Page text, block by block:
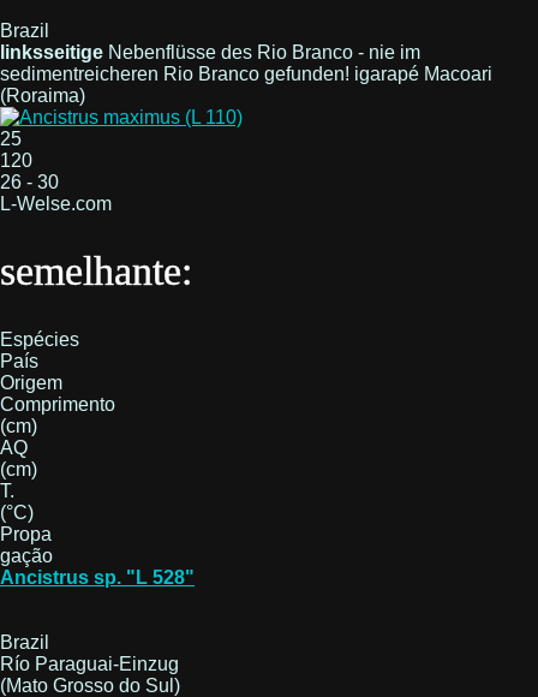
Brazil
linksseitige Nebenflüsse des Rio Branco - nie im
sedimentreicheren Rio Branco gefunden! igarapé Macoari
(Roraima)
25
120
26 - 30
L-Welse.com
semelhante:
Espécies
País
Origem
Comprimento
(cm)
AQ
(cm)
T.
(°C)
Propa
gação
Ancistrus sp. "L 528"
Brazil
Río Paraguai-Einzug
(Mato Grosso do Sul)